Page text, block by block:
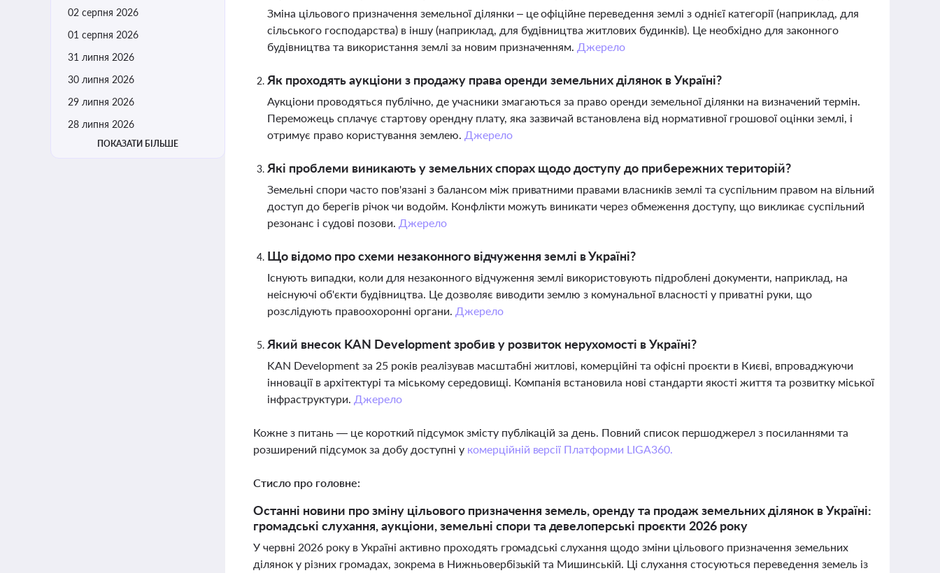
02 серпня 2026
01 серпня 2026
31 липня 2026
30 липня 2026
29 липня 2026
28 липня 2026
ПОКАЗАТИ БІЛЬШЕ
Зміна цільового призначення земельної ділянки – це офіційне переведення землі з однієї категорії (наприклад, для
сільського господарства) в іншу (наприклад, для будівництва житлових будинків). Це необхідно для законного
будівництва та використання землі за новим призначенням. Джерело
Як проходять аукціони з продажу права оренди земельних ділянок в Україні?
Аукціони проводяться публічно, де учасники змагаються за право оренди земельної ділянки на визначений термін.
Переможець сплачує стартову орендну плату, яка зазвичай встановлена від нормативної грошової оцінки землі, і
отримує право користування землею. Джерело
Які проблеми виникають у земельних спорах щодо доступу до прибережних територій?
Земельні спори часто пов'язані з балансом між приватними правами власників землі та суспільним правом на вільний
доступ до берегів річок чи водойм. Конфлікти можуть виникати через обмеження доступу, що викликає суспільний
резонанс і судові позови. Джерело
Що відомо про схеми незаконного відчуження землі в Україні?
Існують випадки, коли для незаконного відчуження землі використовують підроблені документи, наприклад, на
неіснуючі об'єкти будівництва. Це дозволяє виводити землю з комунальної власності у приватні руки, що
розслідують правоохоронні органи. Джерело
Який внесок KAN Development зробив у розвиток нерухомості в Україні?
KAN Development за 25 років реалізував масштабні житлові, комерційні та офісні проєкти в Києві, впроваджуючи
інновації в архітектурі та міському середовищі. Компанія встановила нові стандарти якості життя та розвитку міської
інфраструктури. Джерело
Кожне з питань — це короткий підсумок змісту публікацій за день. Повний список першоджерел з посиланнями та
розширений підсумок за добу доступні у комерційній версії Платформи LIGA360.
Стисло про головне:
Останні новини про зміну цільового призначення земель, оренду та продаж земельних ділянок в Україні:
громадські слухання, аукціони, земельні спори та девелоперські проєкти 2026 року
У червні 2026 року в Україні активно проходять громадські слухання щодо зміни цільового призначення земельних
ділянок у різних громадах, зокрема в Нижньовербізькій та Мишинській. Ці слухання стосуються переведення земель із